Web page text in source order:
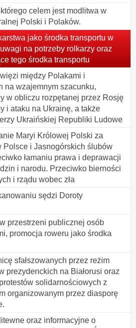
celem jest modlitwa w
Polski i Polaków.
jako środka transportu w
na potrzeby rolkarzy oraz
tego środka transportu
między Polakami i
na wzajemnym szacunku,
w obliczu rozpętanej przez Rosję
i ataku na Ukrainę, a także
Ukraińskiej Republiki Ludowe
Maryi Królowej Polski za
Polsce i Jasnogórskich ślubów
łamaniu prawa i deprawacji
i narodu. Przeciwko bierności
i rządu wobec zła
sędzi Doroty
przestrzeni publicznej osób
promocja roweru jako środka
sfałszowanych przez reżim
prezydenckich na Białorusi oraz
solidarnościowych z
organizowanym przez diasporę
oraz informacyjne o